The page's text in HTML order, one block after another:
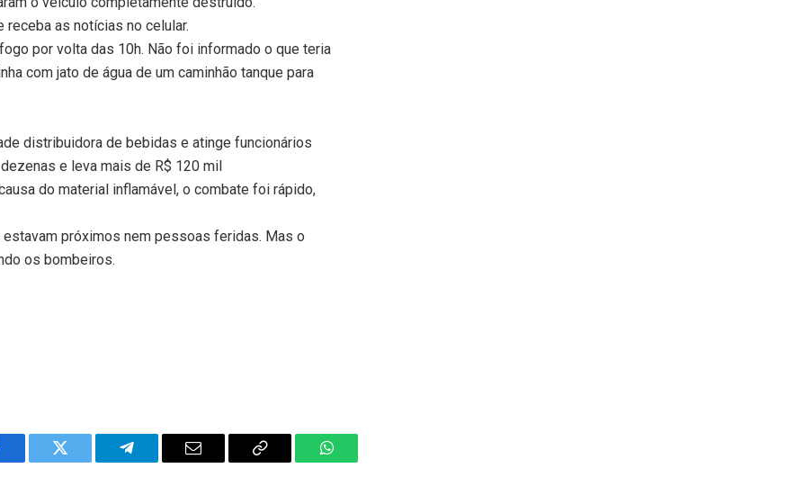
receba as notícias no celular.
por volta das 10h. Não foi informado o que teria
com jato de água de um caminhão tanque para
distribuidora de bebidas e atinge funcionários
e leva mais de R$ 120 mil
do material inflamável, o combate foi rápido,
próximos nem pessoas feridas. Mas o
os bombeiros.
Twitter Telegram Email
Copy
WhatsApp